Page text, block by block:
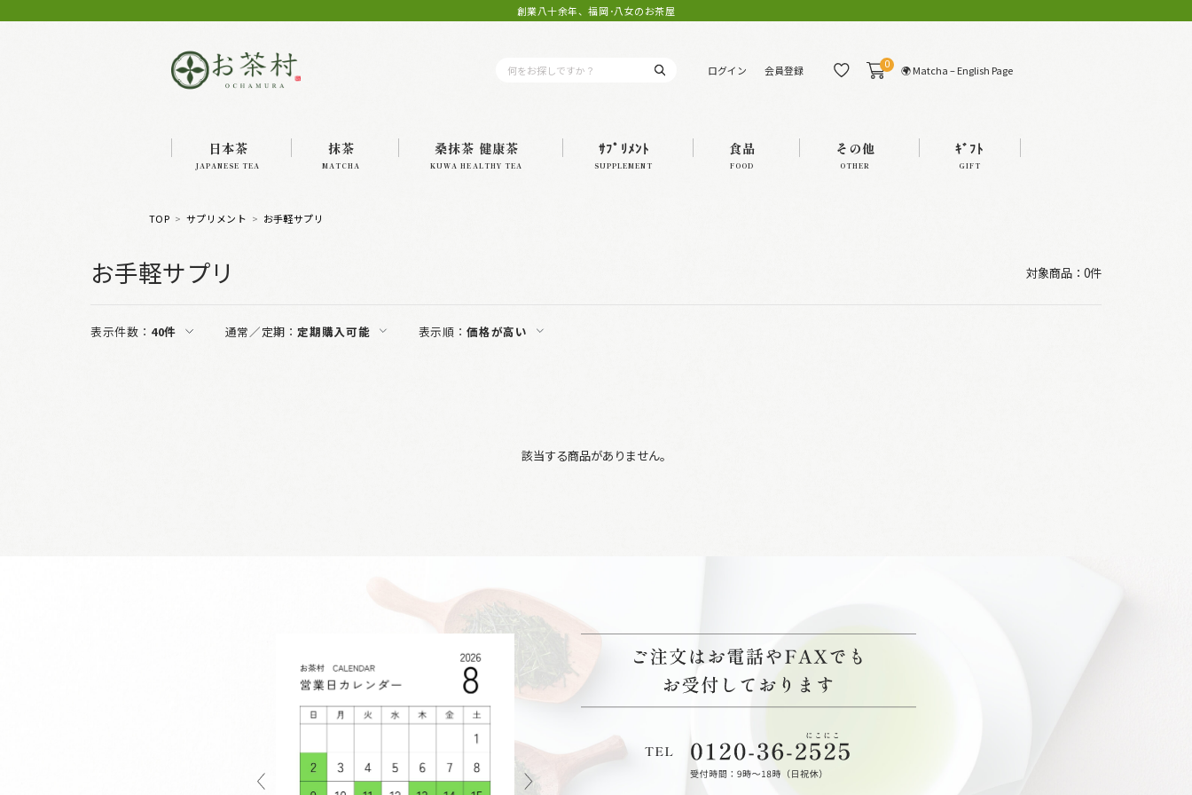
創業八十余年、福岡･八女のお茶屋
ログイン 会員登録 0 🌍 Matcha – English Page
日本茶
JAPANESE TEA
抹茶
MATCHA
桑抹茶 健康茶
KUWA HEALTHY TEA
ｻﾌﾟﾘﾒﾝﾄ
SUPPLEMENT
食品
FOOD
その他
OTHER
ｷﾞﾌﾄ
GIFT
TOP サプリメント お手軽サプリ
お手軽サプリ 対象商品：0件
表示件数： 40件 通常／定期：定期購入可能 表示順：価格が高い
該当する商品がありません。